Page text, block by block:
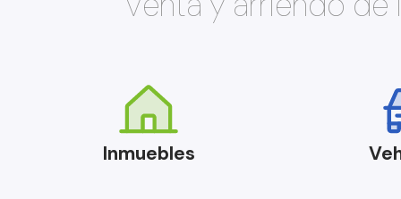
Inmuebles